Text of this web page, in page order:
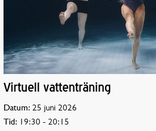
Virtuell vattenträning
Datum: 25 juni 2026
Tid: 19:30 - 20:15